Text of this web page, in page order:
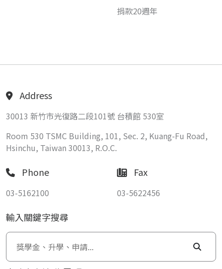
捐款20週年
Address
30013 新竹市光復路二段101號 台積館 530室
Room 530 TSMC Building, 101, Sec. 2, Kuang-Fu Road,
Hsinchu, Taiwan 30013, R.O.C.
Phone
03-5162100
Fax
03-5622456
輸入關鍵字搜尋